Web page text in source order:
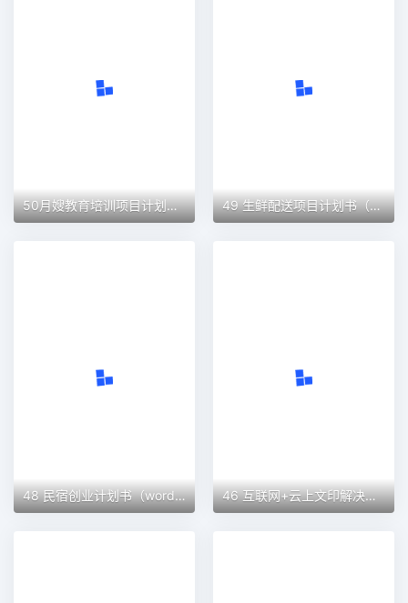
49 生鲜配送项目计划书（word＋ppt配套）创业计划书word模板
46 互联网+云上文印解决方案创业计划书（word＋ppt配套）创业计划书word模板